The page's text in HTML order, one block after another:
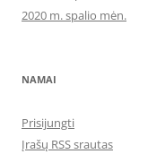
2020 m. spalio mėn.
NAMAI
Prisijungti
Įrašų RSS srautas